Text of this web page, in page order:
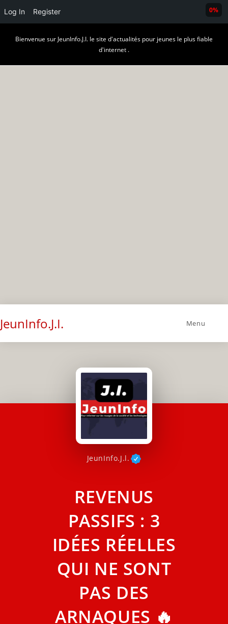
Log In Register
Bienvenue sur JeunInfo.J.I. le site d'actualités pour jeunes le plus fiable
d'internet .
JeunInfo.J.I. Menu
JeunInfo.J.l.
REVENUS
PASSIFS : 3
IDÉES RÉELLES
QUI NE SONT
PAS DES
ARNAQUES 🔥
0%